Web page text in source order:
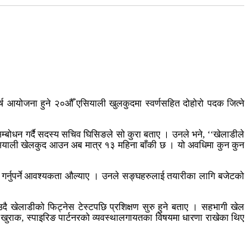
आयोजना हुने २०औँ एसियाली खुलकुदमा स्वर्णसहित दोहोरो पदक जित्ने
गर्दै सदस्य सचिव घिसिङले सो कुरा बताए । उनले भने, ‘‘खेलाडीले
खेलकुद आउन अब मात्र १३ महिना बाँकी छ । यो अवधिमा कुन कुन
गर्नुपर्ने आवश्यकता औल्याए । उनले सङ्घहरुलाई तयारीका लागि बजेटको
खेलाडीको फिट्नेस टेस्टपछि प्रशिक्षण सुरु हुने बताए । सहभागी खेल
स्पाइरिङ पार्टनरको व्यवस्थालगायतका विषयमा धारणा राखेका थिए